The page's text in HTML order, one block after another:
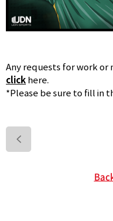
Any requests for work or
click here.
*Please be sure to fill in